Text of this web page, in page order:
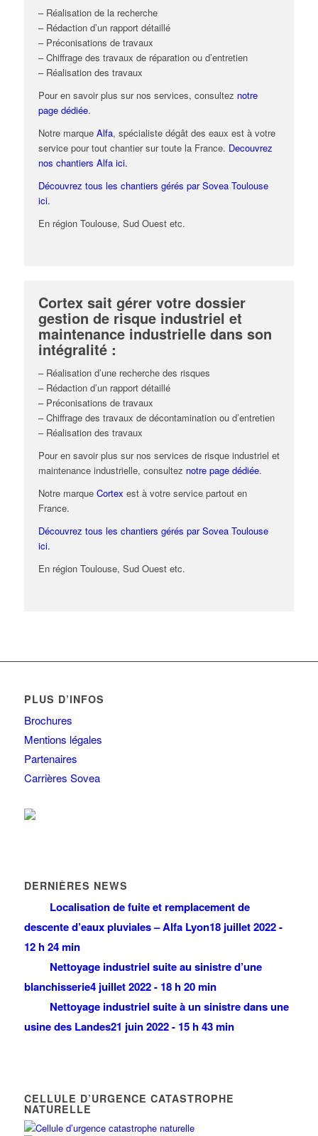
– Réalisation de la recherche
– Rédaction d’un rapport détaillé
– Préconisations de travaux
– Chiffrage des travaux de réparation ou d’entretien
– Réalisation des travaux
Pour en savoir plus sur nos services, consultez notre
page dédiée.
Notre marque Alfa, spécialiste dégât des eaux est à votre
service pour tout chantier sur toute la France. Decouvrez
nos chantiers Alfa ici.
Découvrez tous les chantiers gérés par Sovea Toulouse
ici.
En région Toulouse, Sud Ouest etc.
Cortex sait gérer votre dossier
gestion de risque industriel et
maintenance industrielle dans son
intégralité :
– Réalisation d’une recherche des risques
– Rédaction d’un rapport détaillé
– Préconisations de travaux
– Chiffrage des travaux de décontamination ou d’entretien
– Réalisation des travaux
Pour en savoir plus sur nos services de risque industriel et
maintenance industrielle, consultez notre page dédiée.
Notre marque Cortex est à votre service partout en
France.
Découvrez tous les chantiers gérés par Sovea Toulouse
ici.
En région Toulouse, Sud Ouest etc.
PLUS D’INFOS
Brochures
Mentions légales
Partenaires
Carrières Sovea
DERNIÈRES NEWS
Localisation de fuite et remplacement de
descente d’eaux pluviales – Alfa Lyon18 juillet 2022 -
12 h 24 min
Nettoyage industriel suite au sinistre d’une
blanchisserie4 juillet 2022 - 18 h 20 min
Nettoyage industriel suite à un sinistre dans une
usine des Landes21 juin 2022 - 15 h 43 min
CELLULE D’URGENCE CATASTROPHE
NATURELLE